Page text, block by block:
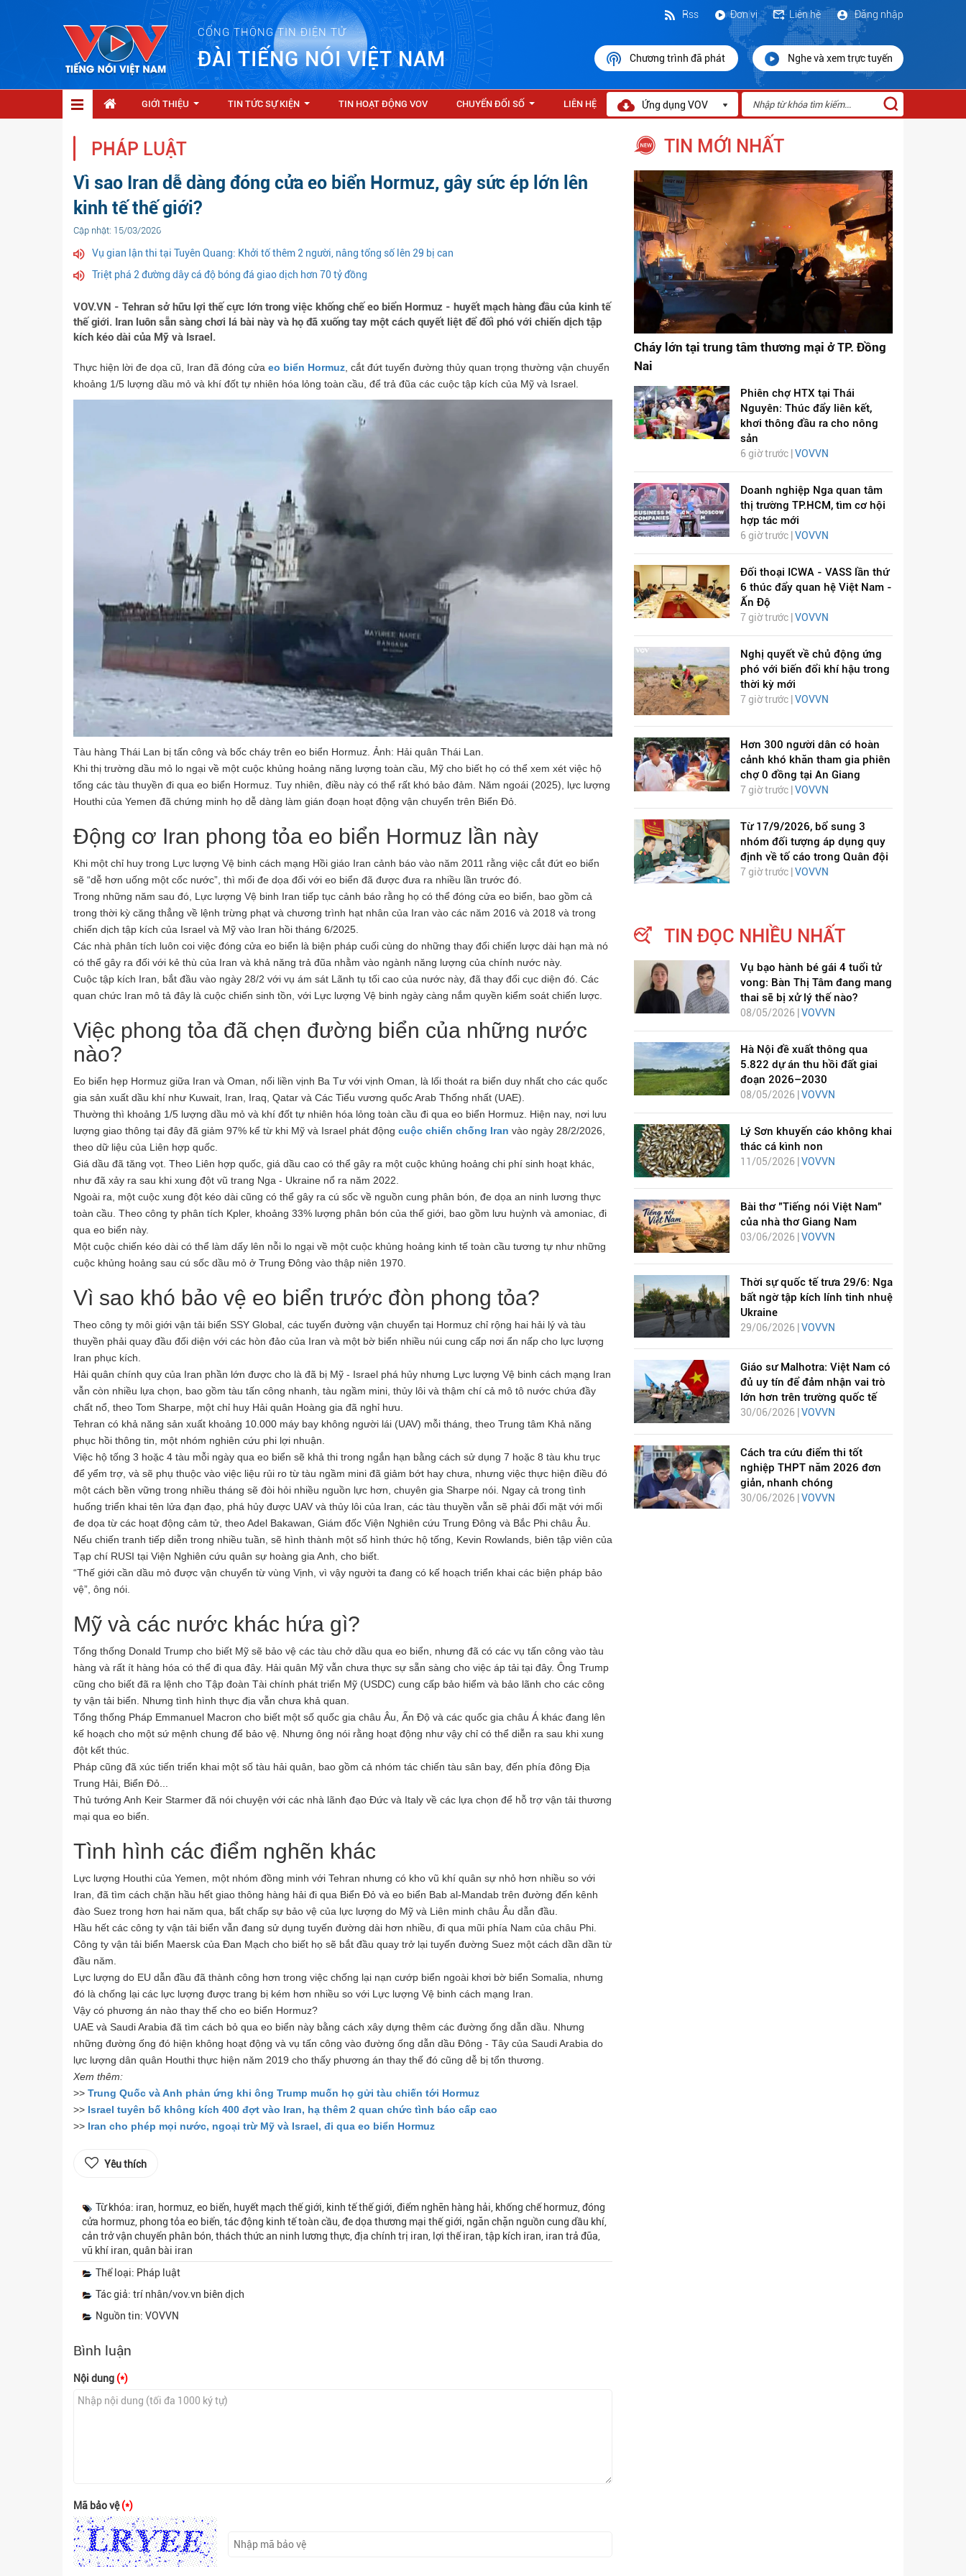
CỔNG THÔNG TIN ĐIỆN TỬ
ĐÀI TIẾNG NÓI VIỆT NAM
Đăng nhập
Liên hệ
Đơn vị
Rss
Chương trình đã phát Nghe và xem trực tuyến
GIỚI THIỆU TIN TỨC SỰ KIỆN TIN HOẠT ĐỘNG VOV CHUYỂN ĐỔI SỐ LIÊN HỆ Ứng dụng VOV
PHÁP LUẬT
Vì sao Iran dễ dàng đóng cửa eo biển Hormuz, gây sức ép lớn lên
kinh tế thế giới?
Cập nhật: 15/03/2026
Vụ gian lận thi tại Tuyên Quang: Khởi tố thêm 2 người, nâng tổng số lên 29 bị can
Triệt phá 2 đường dây cá độ bóng đá giao dịch hơn 70 tỷ đồng
VOV.VN - Tehran sở hữu lợi thế cực lớn trong việc khống chế eo biển Hormuz - huyết mạch hàng đầu của kinh tế
thế giới. Iran luôn sẵn sàng chơi lá bài này và họ đã xuống tay một cách quyết liệt để đối phó với chiến dịch tập
kích kéo dài của Mỹ và Israel.
Thực hiện lời đe dọa cũ, Iran đã đóng cửa eo biển Hormuz , cắt đứt tuyến đường thủy quan trọng thường vận chuyển
khoảng 1/5 lượng dầu mỏ và khí đốt tự nhiên hóa lỏng toàn cầu, để trả đũa các cuộc tập kích của Mỹ và Israel.
Tàu hàng Thái Lan bị tấn công và bốc cháy trên eo biển Hormuz. Ảnh: Hải quân Thái Lan.
Khi thị trường dầu mỏ lo ngại về một cuộc khủng hoảng năng lượng toàn cầu, Mỹ cho biết họ có thể xem xét việc hộ
tống các tàu thuyền đi qua eo biển Hormuz. Tuy nhiên, điều này có thể rất khó bảo đảm. Năm ngoái (2025), lực lượng
Houthi của Yemen đã chứng minh họ dễ dàng làm gián đoạn hoạt động vận chuyển trên Biển Đỏ.
Động cơ Iran phong tỏa eo biển Hormuz lần này
Khi một chỉ huy trong Lực lượng Vệ binh cách mạng Hồi giáo Iran cảnh báo vào năm 2011 rằng việc cắt đứt eo biển
sẽ “dễ hơn uống một cốc nước”, thì mối đe dọa đối với eo biển đã được đưa ra nhiều lần trước đó.
Trong những năm sau đó, Lực lượng Vệ binh Iran tiếp tục cảnh báo rằng họ có thể đóng cửa eo biển, bao gồm cả
trong thời kỳ căng thẳng về lệnh trừng phạt và chương trình hạt nhân của Iran vào các năm 2016 và 2018 và trong
chiến dịch tập kích của Israel và Mỹ vào Iran hồi tháng 6/2025.
Các nhà phân tích luôn coi việc đóng cửa eo biển là biện pháp cuối cùng do những thay đổi chiến lược dài hạn mà nó
có thể gây ra đối với kẻ thù của Iran và khả năng trả đũa nhằm vào ngành năng lượng của chính nước này.
Cuộc tập kích Iran, bắt đầu vào ngày 28/2 với vụ ám sát Lãnh tụ tối cao của nước này, đã thay đổi cục diện đó. Các
quan chức Iran mô tả đây là cuộc chiến sinh tồn, với Lực lượng Vệ binh ngày càng nắm quyền kiểm soát chiến lược.
Việc phong tỏa đã chẹn đường biển của những nước
nào?
Eo biển hẹp Hormuz giữa Iran và Oman, nối liền vịnh Ba Tư với vịnh Oman, là lối thoát ra biển duy nhất cho các quốc
gia sản xuất dầu khí như Kuwait, Iran, Iraq, Qatar và Các Tiểu vương quốc Arab Thống nhất (UAE).
Thường thì khoảng 1/5 lượng dầu mỏ và khí đốt tự nhiên hóa lỏng toàn cầu đi qua eo biển Hormuz. Hiện nay, nơi lưu
lượng giao thông tại đây đã giảm 97% kể từ khi Mỹ và Israel phát động cuộc chiến chống Iran vào ngày 28/2/2026,
theo dữ liệu của Liên hợp quốc.
Giá dầu đã tăng vọt. Theo Liên hợp quốc, giá dầu cao có thể gây ra một cuộc khủng hoảng chi phí sinh hoạt khác,
như đã xảy ra sau khi xung đột vũ trang Nga - Ukraine nổ ra năm 2022.
Ngoài ra, một cuộc xung đột kéo dài cũng có thể gây ra cú sốc về nguồn cung phân bón, đe dọa an ninh lương thực
toàn cầu. Theo công ty phân tích Kpler, khoảng 33% lượng phân bón của thế giới, bao gồm lưu huỳnh và amoniac, đi
qua eo biển này.
Một cuộc chiến kéo dài có thể làm dấy lên nỗi lo ngại về một cuộc khủng hoảng kinh tế toàn cầu tương tự như những
cuộc khủng hoảng sau cú sốc dầu mỏ ở Trung Đông vào thập niên 1970.
Vì sao khó bảo vệ eo biển trước đòn phong tỏa?
Theo công ty môi giới vận tải biển SSY Global, các tuyến đường vận chuyển tại Hormuz chỉ rộng hai hải lý và tàu
thuyền phải quay đầu đối diện với các hòn đảo của Iran và một bờ biển nhiều núi cung cấp nơi ẩn nấp cho lực lượng
Iran phục kích.
Hải quân chính quy của Iran phần lớn được cho là đã bị Mỹ - Israel phá hủy nhưng Lực lượng Vệ binh cách mạng Iran
vẫn còn nhiều lựa chọn, bao gồm tàu ​​tấn công nhanh, tàu ngầm mini, thủy lôi và thậm chí cả mô tô nước chứa đầy
chất nổ, theo Tom Sharpe, một chỉ huy Hải quân Hoàng gia đã nghỉ hưu.
Tehran có khả năng sản xuất khoảng 10.000 máy bay không người lái (UAV) mỗi tháng, theo Trung tâm Khả năng
phục hồi thông tin, một nhóm nghiên cứu phi lợi nhuận.
Việc hộ tống 3 hoặc 4 tàu mỗi ngày qua eo biển sẽ khả thi trong ngắn hạn bằng cách sử dụng 7 hoặc 8 tàu ​​khu trục
để yểm trợ, và sẽ phụ thuộc vào việc liệu rủi ro từ tàu ngầm mini đã giảm bớt hay chưa, nhưng việc thực hiện điều đó
một cách bền vững trong nhiều tháng sẽ đòi hỏi nhiều nguồn lực hơn, chuyên gia Sharpe nói. Ngay cả trong tình
huống triển khai tên lửa đạn đạo, phá hủy được UAV và thủy lôi của Iran, các tàu thuyền vẫn sẽ phải đối mặt với mối
đe dọa từ các hoạt động cảm tử, theo Adel Bakawan, Giám đốc Viện Nghiên cứu Trung Đông và Bắc Phi châu Âu.
Nếu chiến tranh tiếp diễn trong nhiều tuần, sẽ hình thành một số hình thức hộ tống, Kevin Rowlands, biên tập viên của
Tạp chí RUSI tại Viện Nghiên cứu quân sự hoàng gia Anh, cho biết.
“Thế giới cần dầu mỏ được vận chuyển từ vùng Vịnh, vì vậy người ta đang có kế hoạch triển khai các biện pháp bảo
vệ”, ông nói.
Mỹ và các nước khác hứa gì?
Tổng thống Donald Trump cho biết Mỹ sẽ bảo vệ các tàu chở dầu qua eo biển, nhưng đã có các vụ tấn công vào tàu
hàng và rất ít hàng hóa có thể đi qua đây. Hải quân Mỹ vẫn chưa thực sự sẵn sàng cho việc áp tải tại đây. Ông Trump
cũng cho biết đã ra lệnh cho Tập đoàn Tài chính phát triển Mỹ (USDC) cung cấp bảo hiểm và bảo lãnh cho các công
ty vận tải biển. Nhưng tình hình thực địa vẫn chưa khả quan.
Tổng thống Pháp Emmanuel Macron cho biết một số quốc gia châu Âu, Ấn Độ và các quốc gia châu Á khác đang lên
kế hoạch cho một sứ mệnh chung để bảo vệ. Nhưng ông nói rằng hoạt động như vậy chỉ có thể diễn ra sau khi xung
đột kết thúc.
Pháp cũng đã xúc tiến triển khai một số tàu hải quân, bao gồm cả nhóm tác chiến tàu sân bay, đến phía đông Địa
Trung Hải, Biển Đỏ...
Thủ tướng Anh Keir Starmer đã nói chuyện với các nhà lãnh đạo Đức và Italy về các lựa chọn để hỗ trợ vận tải thương
mại qua eo biển.
Tình hình các điểm nghẽn khác
Lực lượng Houthi của Yemen, một nhóm đồng minh với Tehran nhưng có kho vũ khí quân sự nhỏ hơn nhiều so với
Iran, đã tìm cách chặn hầu hết giao thông hàng hải đi qua Biển Đỏ và eo biển Bab al-Mandab trên đường đến kênh
đào Suez trong hơn hai năm qua, bất chấp sự bảo vệ của lực lượng do Mỹ và Liên minh châu Âu dẫn đầu.
Hầu hết các công ty vận tải biển vẫn đang sử dụng tuyến đường dài hơn nhiều, đi qua mũi phía Nam của châu Phi.
Công ty vận tải biển Maersk của Đan Mạch cho biết họ sẽ bắt đầu quay trở lại tuyến đường Suez một cách dần dần từ
đầu năm.
Lực lượng do EU dẫn đầu đã thành công hơn trong việc chống lại nạn cướp biển ngoài khơi bờ biển Somalia, nhưng
đó là chống lại các lực lượng được trang bị kém hơn nhiều so với Lực lượng Vệ binh cách mạng Iran.
Vậy có phương án nào thay thế cho eo biển Hormuz?
UAE và Saudi Arabia đã tìm cách bỏ qua eo biển này bằng cách xây dựng thêm các đường ống dẫn dầu. Nhưng
những đường ống đó hiện không hoạt động và vụ tấn công vào đường ống dẫn dầu Đông - Tây của Saudi Arabia do
lực lượng dân quân Houthi thực hiện năm 2019 cho thấy phương án thay thế đó cũng dễ bị tổn thương.
Xem thêm:
>> Trung Quốc và Anh phản ứng khi ông Trump muốn họ gửi tàu chiến tới Hormuz
>> Israel tuyên bố không kích 400 đợt vào Iran, hạ thêm 2 quan chức tình báo cấp cao
>> Iran cho phép mọi nước, ngoại trừ Mỹ và Israel, đi qua eo biển Hormuz
Yêu thích
Từ khóa: iran, hormuz, eo biển, huyết mạch thế giới, kinh tế thế giới, điểm nghẽn hàng hải, khống chế hormuz, đóng
cửa hormuz, phong tỏa eo biển, tác động kinh tế toàn cầu, đe dọa thương mại thế giới, ngăn chặn nguồn cung dầu khí,
cản trở vận chuyển phân bón, thách thức an ninh lương thực, địa chính trị iran, lợi thế iran, tập kích iran, iran trả đũa,
vũ khí iran, quân bài iran
Thể loại: Pháp luật
Tác giả: trí nhân/vov.vn biên dịch
Nguồn tin: VOVVN
Bình luận
Nội dung (*)
Mã bảo vệ(*)
TIN MỚI NHẤT
Cháy lớn tại trung tâm thương mại ở TP. Đồng
Nai
Phiên chợ HTX tại Thái
Nguyên: Thúc đẩy liên kết,
khơi thông đầu ra cho nông
sản
6 giờ trước | VOVVN
Doanh nghiệp Nga quan tâm
thị trường TP.HCM, tìm cơ hội
hợp tác mới
6 giờ trước | VOVVN
Đối thoại ICWA - VASS lần thứ
6 thúc đẩy quan hệ Việt Nam -
Ấn Độ
7 giờ trước | VOVVN
Nghị quyết về chủ động ứng
phó với biến đổi khí hậu trong
thời kỳ mới
7 giờ trước | VOVVN
Hơn 300 người dân có hoàn
cảnh khó khăn tham gia phiên
chợ 0 đồng tại An Giang
7 giờ trước | VOVVN
Từ 17/9/2026, bổ sung 3
nhóm đối tượng áp dụng quy
định về tố cáo trong Quân đội
7 giờ trước | VOVVN
TIN ĐỌC NHIỀU NHẤT
Vụ bạo hành bé gái 4 tuổi tử
vong: Bàn Thị Tâm đang mang
thai sẽ bị xử lý thế nào?
08/05/2026 | VOVVN
Hà Nội đề xuất thông qua
5.822 dự án thu hồi đất giai
đoạn 2026–2030
08/05/2026 | VOVVN
Lý Sơn khuyến cáo không khai
thác cá kình non
11/05/2026 | VOVVN
Bài thơ "Tiếng nói Việt Nam"
của nhà thơ Giang Nam
03/06/2026 | VOVVN
Thời sự quốc tế trưa 29/6: Nga
bất ngờ tập kích lính tinh nhuệ
Ukraine
29/06/2026 | VOVVN
Giáo sư Malhotra: Việt Nam có
đủ uy tín để đảm nhận vai trò
lớn hơn trên trường quốc tế
30/06/2026 | VOVVN
Cách tra cứu điểm thi tốt
nghiệp THPT năm 2026 đơn
giản, nhanh chóng
30/06/2026 | VOVVN